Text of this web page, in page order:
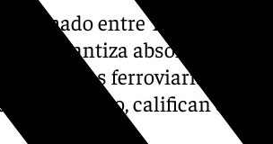
-firmado entre Transportes,
«no garantiza absolutamente
públicas ferroviarias se
comunicado, califican este